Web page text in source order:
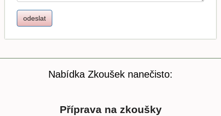
Nabídka Zkoušek nanečisto:
Příprava na zkoušky